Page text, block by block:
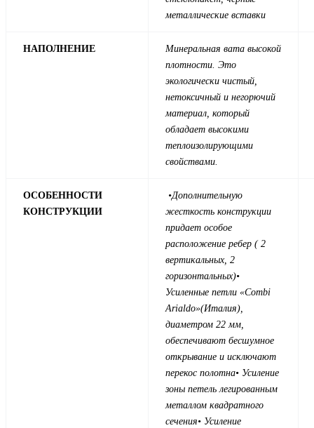
металлические вставки
НАПОЛНЕНИЕ
Минеральная вата высокой
плотности. Это
экологически чистый,
нетоксичный и негорючий
материал, который
обладает высокими
теплоизолирующими
свойствами.
ОСОБЕННОСТИ
КОНСТРУКЦИИ
•Дополнительную
жесткость конструкции
придает особое
расположение ребер ( 2
вертикальных, 2
горизонтальных)•
Усиленные петли «Combi
Arialdo»(Италия),
диаметром 22 мм,
обеспечивают бесшумное
открывание и исключают
перекос полотна• Усиление
зоны петель легированным
металлом квадратного
сечения• Усиление